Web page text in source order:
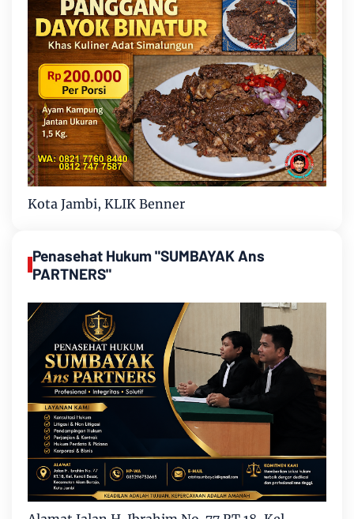
Kota Jambi, KLIK Benner
Penasehat Hukum "SUMBAYAK Ans
PARTNERS"